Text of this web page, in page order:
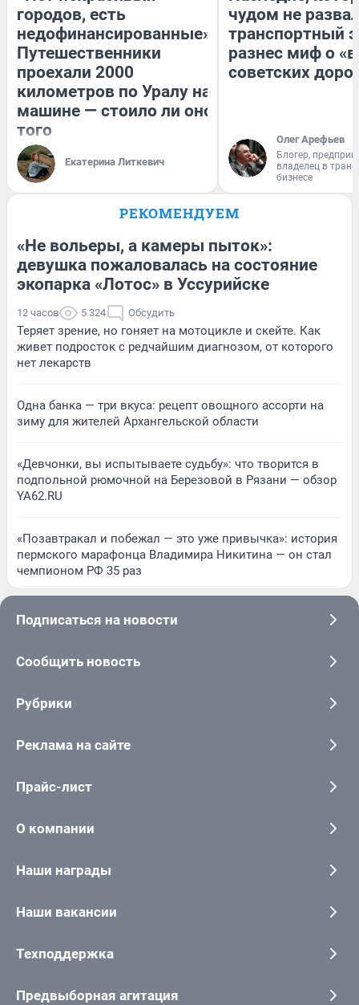
городов, есть
недофинансированные».
Путешественники
проехали 2000
километров по Уралу на
машине — стоило ли оно
того
Екатерина Литкевич
чудом не
транспортный
разнес миф о
советских
Олег Арефьев
Блогер,
владелец в
бизнесе
РЕКОМЕНДУЕМ
«Не вольеры, а камеры пыток»:
девушка пожаловалась на состояние
экопарка «Лотос» в Уссурийске
12 часов 5 324 Обсудить
Теряет зрение, но гоняет на мотоцикле и скейте. Как
живет подросток с редчайшим диагнозом, от которого
нет лекарств
Одна банка — три вкуса: рецепт овощного ассорти на
зиму для жителей Архангельской области
«Девчонки, вы испытываете судьбу»: что творится в
подпольной рюмочной на Березовой в Рязани — обзор
YA62.RU
«Позавтракал и побежал — это уже привычка»: история
пермского марафонца Владимира Никитина — он стал
чемпионом РФ 35 раз
Подписаться на новости
Сообщить новость
Рубрики
Реклама на сайте
Прайс-лист
О компании
Наши награды
Наши вакансии
Техподдержка
Предвыборная агитация